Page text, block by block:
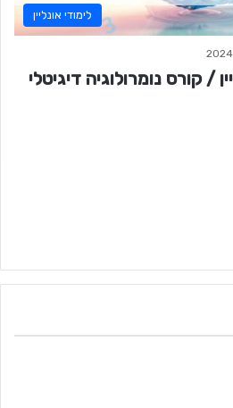
לימודי אונליין
/ קורס נומרולוגיה דיגיטלי